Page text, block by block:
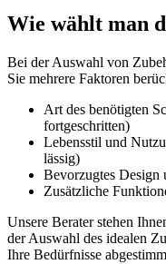
Wie wählt man
Bei der Auswahl von
Sie mehrere Faktoren
Art des benötigten
fortgeschritten)
Lebensstil und
lässig)
Bevorzugtes Design
Zusätzliche
Unsere Berater stehen
der Auswahl des idealen
Ihre Bedürfnisse